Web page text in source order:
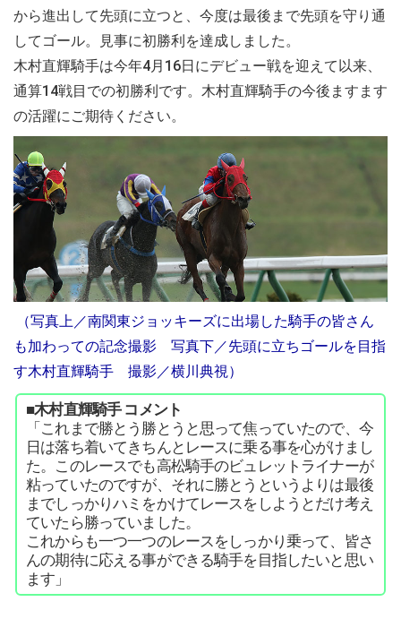
から進出して先頭に立つと、今度は最後まで先頭を守り通
してゴール。見事に初勝利を達成しました。
木村直輝騎手は今年4月16日にデビュー戦を迎えて以来、
通算14戦目での初勝利です。木村直輝騎手の今後ますます
の活躍にご期待ください。
（写真上／南関東ジョッキーズに出場した騎手の皆さん
も加わっての記念撮影 写真下／先頭に立ちゴールを目指
す木村直輝騎手 撮影／横川典視）
■木村直輝騎手 コメント
「これまで勝とう勝とうと思って焦っていたので、今
日は落ち着いてきちんとレースに乗る事を心がけまし
た。このレースでも高松騎手のビュレットライナーが
粘っていたのですが、それに勝とうというよりは最後
までしっかりハミをかけてレースをしようとだけ考え
ていたら勝っていました。
これからも一つ一つのレースをしっかり乗って、皆さ
んの期待に応える事ができる騎手を目指したいと思い
ます」